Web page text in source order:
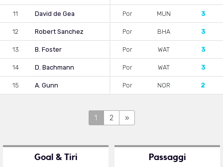
11 David de Gea Por MUN 3
12 Robert Sanchez Por BHA 3
13 B. Foster Por WAT 3
14 D. Bachmann Por WAT 3
15 A. Gunn Por NOR 2
1 2 »
Goal & Tiri Passaggi